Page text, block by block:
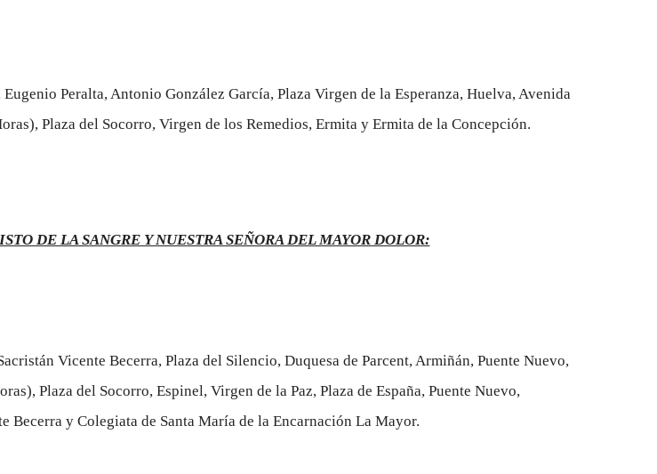
Peralta, Antonio González García, Plaza Virgen de la Esperanza, Huelva, Avenida
Plaza del Socorro, Virgen de los Remedios, Ermita y Ermita de la Concepción.
DE LA SANGRE Y NUESTRA SEÑORA DEL MAYOR DOLOR:
Vicente Becerra, Plaza del Silencio, Duquesa de Parcent, Armiñán, Puente Nuevo,
Plaza del Socorro, Espinel, Virgen de la Paz, Plaza de España, Puente Nuevo,
Becerra y Colegiata de Santa María de la Encarnación La Mayor.